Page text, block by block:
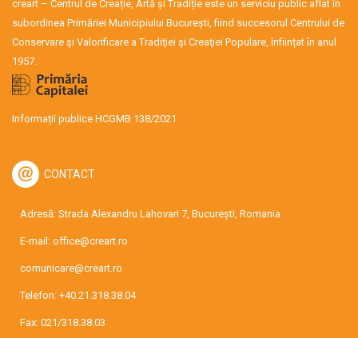
creart – Centrul de Creație, Artă și Tradiție este un serviciu public aflat în
subordinea Primăriei Municipiului București, fiind succesorul Centrului de
Conservare şi Valorificare a Tradiţiei şi Creaţiei Populare, înființat în anul
1957.
Informații publice HCGMB 138/2021
CONTACT
Adresă: Strada Alexandru Lahovari 7, București, Romania
E-mail: office@creart.ro
comunicare@creart.ro
Telefon: +40.21.318.38.04
Fax: 021/318.38.03